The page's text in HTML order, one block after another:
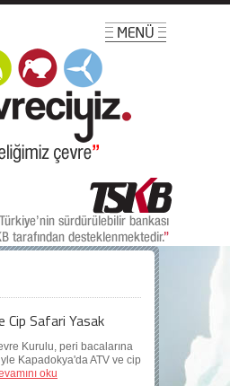
Cip Safari Yasak
Kurulu, peri bacalarına
Kapadokya'da ATV ve cip
oku